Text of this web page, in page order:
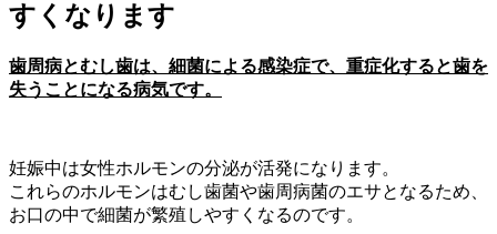
すくなります
歯周病とむし歯は、細菌による感染症で、重症化すると歯を
失うことになる病気です。
妊娠中は女性ホルモンの分泌が活発になります。
これらのホルモンはむし歯菌や歯周病菌のエサとなるため、
お口の中で細菌が繁殖しやすくなるのです。